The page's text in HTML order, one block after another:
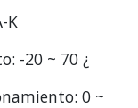
K
-20 ~ 70 ¿
0 ~